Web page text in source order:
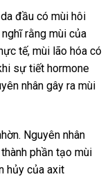
đầu có mùi hôi
rằng mùi của
tế, mùi lão hóa có
sự tiết hormone
nhân gây ra mùi
Nguyên nhân
phần tạo mùi
hủy của axit